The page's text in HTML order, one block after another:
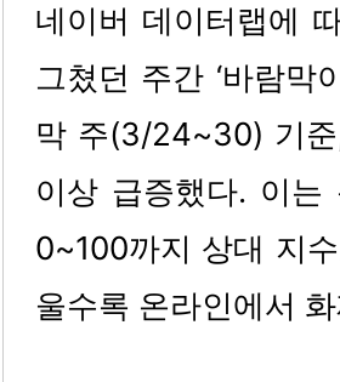
네이버 데이터랩에
그쳤던 주간 ‘바람막
막 주(3/24~30) 기
이상 급증했다. 이
0~100까지 상대 지
울수록 온라인에서